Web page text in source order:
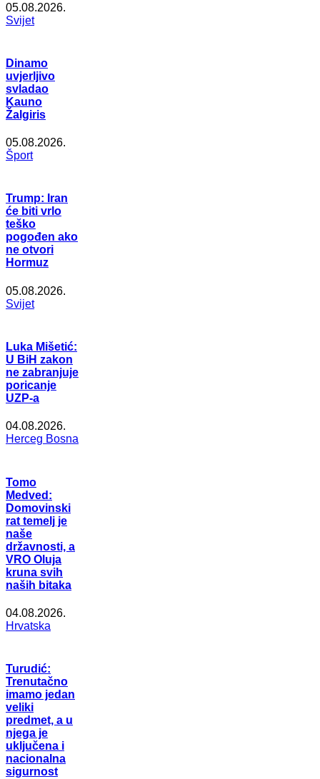
05.08.2026.
Svijet
Dinamo
uvjerljivo
svladao
Kauno
Žalgiris
05.08.2026.
Šport
Trump: Iran
će biti vrlo
teško
pogođen ako
ne otvori
Hormuz
05.08.2026.
Svijet
Luka Mišetić:
U BiH zakon
ne zabranjuje
poricanje
UZP-a
04.08.2026.
Herceg Bosna
Tomo
Medved:
Domovinski
rat temelj je
naše
državnosti, a
VRO Oluja
kruna svih
naših bitaka
04.08.2026.
Hrvatska
Turudić:
Trenutačno
imamo jedan
veliki
predmet, a u
njega je
uključena i
nacionalna
sigurnost